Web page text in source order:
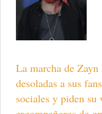
La marcha de
desoladas a sus
sociales y piden su